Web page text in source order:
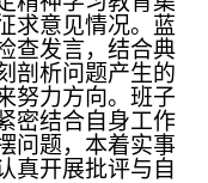
求意见情况。蓝
查发言，结合典
剖析问题产生的
努力方向。班子
密结合自身工作
问题，本着实事
真开展批评与自